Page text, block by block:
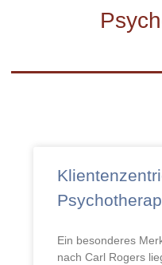
Ein besonderes
nach Carl Rogers